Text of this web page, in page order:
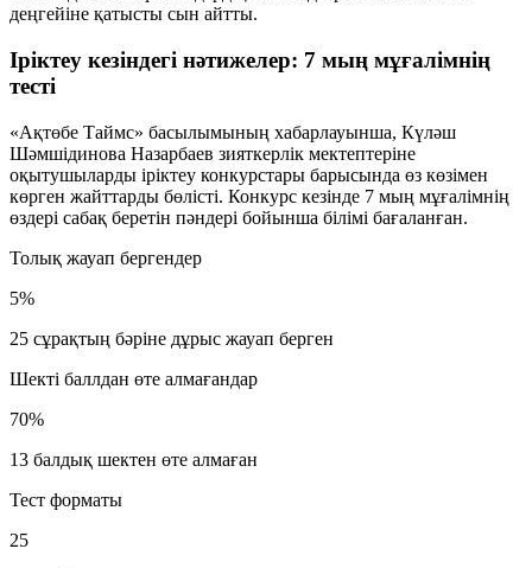
деңгейіне қатысты сын айтты.
Іріктеу кезіндегі нәтижелер: 7 мың мұғалімнің
тесті
«Ақтөбе Таймс» басылымының хабарлауынша, Күләш
Шәмшідинова Назарбаев зияткерлік мектептеріне
оқытушыларды іріктеу конкурстары барысында өз көзімен
көрген жайттарды бөлісті. Конкурс кезінде 7 мың мұғалімнің
өздері сабақ беретін пәндері бойынша білімі бағаланған.
Толық жауап бергендер
5%
25 сұрақтың бәріне дұрыс жауап берген
Шекті баллдан өте алмағандар
70%
13 балдық шектен өте алмаған
Тест форматы
25